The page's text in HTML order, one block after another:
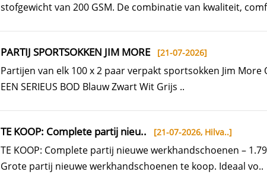
stofgewicht van 200 GSM. De combinatie van kwaliteit,
PARTIJ SPORTSOKKEN JIM MORE[21-07-2026]
Partijen van elk 100 x 2 paar verpakt sportsokken Jim More
EEN SERIEUS BOD Blauw Zwart Wit Grijs ..
TE KOOP: Complete partij nieu.. [21-07-2026, Hilva..]
TE KOOP: Complete partij nieuwe werkhandschoenen –
Grote partij nieuwe werkhandschoenen te koop. Ideaal vo..